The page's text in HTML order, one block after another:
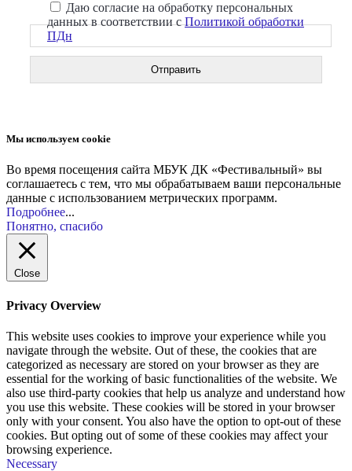
Даю согласие на обработку персональных
данных в соответствии сПолитикой обработки
ПДн
Мы используем cookie
Во время посещения сайта МБУК ДК «Фестивальный» вы
соглашаетесь с тем, что мы обрабатываем ваши персональные
данные с использованием метрических программ.
Подробнее...
Понятно, спасибо
Close
Privacy Overview
This website uses cookies to improve your experience while you
navigate through the website. Out of these, the cookies that are
categorized as necessary are stored on your browser as they are
essential for the working of basic functionalities of the website. We
also use third-party cookies that help us analyze and understand how
you use this website. These cookies will be stored in your browser
only with your consent. You also have the option to opt-out of these
cookies. But opting out of some of these cookies may affect your
browsing experience.
Necessary